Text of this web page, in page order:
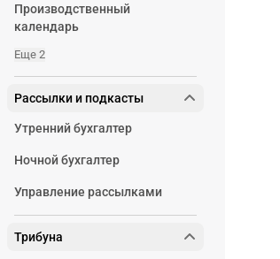
Производственный
календарь
Еще 2
Рассылки и подкасты
Утренний бухгалтер
Ночной бухгалтер
Управление рассылками
Трибуна